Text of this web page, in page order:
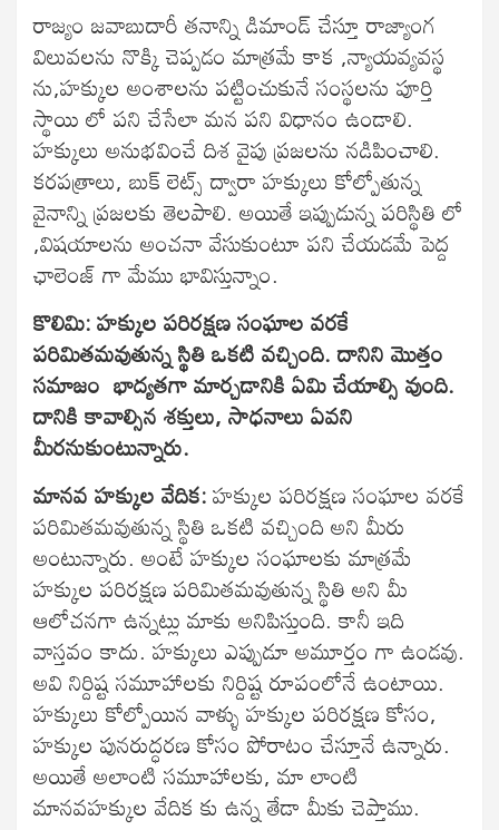
రాజ్యం జవాబుదారీ తనాన్ని డిమాండ్ చేస్తూ రాజ్యాంగ
విలువలను నొక్కి చెప్పడం మాత్రమే కాక ,న్యాయవ్యవస్థ
ను,హక్కుల అంశాలను పట్టించుకునే సంస్థలను పూర్తి
స్థాయి లో పని చేసేలా మన పని విధానం ఉండాలి.
హక్కులు అనుభవించే దిశ వైపు ప్రజలను నడిపించాలి.
కరపత్రాలు, బుక్ లెట్స్ ద్వారా హక్కులు కోల్పోతున్న
వైనాన్ని ప్రజలకు తెలపాలి. అయితే ఇప్పుడున్న పరిస్థితి లో
,విషయాలను అంచనా వేసుకుంటూ పని చేయడమే పెద్ద
ఛాలెంజ్ గా మేము భావిస్తున్నాం.
కొలిమి: హక్కుల పరిరక్షణ సంఘాల వరకే
పరిమితమవుతున్న స్థితి ఒకటి వచ్చింది. దానిని మొత్తం
సమాజం భాద్యతగా మార్చడానికి ఏమి చేయాల్సి వుంది.
దానికి కావాల్సిన శక్తులు, సాధనాలు ఏవని
మీరనుకుంటున్నారు.
మానవ హక్కుల వేదిక:హక్కుల పరిరక్షణ సంఘాల వరకే
పరిమితమవుతున్న స్థితి ఒకటి వచ్చింది అని మీరు
అంటున్నారు. అంటే హక్కుల సంఘాలకు మాత్రమే
హక్కుల పరిరక్షణ పరిమితమవుతున్న స్థితి అని మీ
ఆలోచనగా ఉన్నట్లు మాకు అనిపిస్తుంది. కానీ ఇది
వాస్తవం కాదు. హక్కులు ఎప్పుడూ అమూర్తం గా ఉండవు.
అవి నిర్దిష్ట సమూహాలకు నిర్దిష్ట రూపంలోనే ఉంటాయి.
హక్కులు కోల్పోయిన వాళ్ళు హక్కుల పరిరక్షణ కోసం,
హక్కుల పునరుద్ధరణ కోసం పోరాటం చేస్తూనే ఉన్నారు.
అయితే అలాంటి సమూహాలకు, మా లాంటి
మానవహక్కుల వేదిక కు ఉన్న తేడా మీకు చెప్తాము.